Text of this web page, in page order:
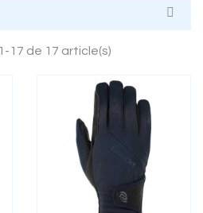

17 de 17 article(s)